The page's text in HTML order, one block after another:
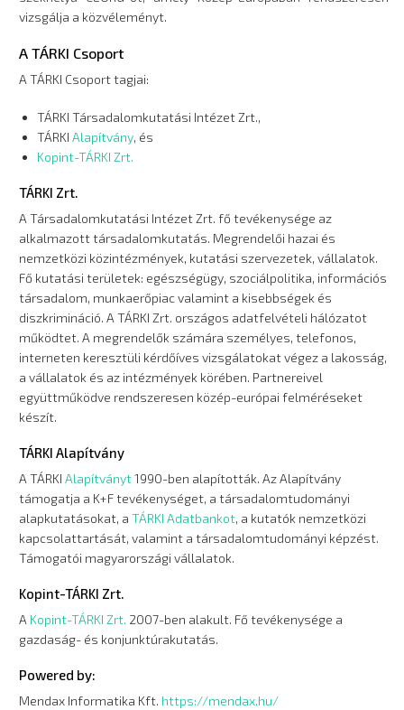
vizsgálja a közvéleményt.
A TÁRKI Csoport
A TÁRKI Csoport tagjai:
TÁRKI Társadalomkutatási Intézet Zrt.,
TÁRKIAlapítvány, és
Kopint-TÁRKI Zrt.
TÁRKI Zrt.
A Társadalomkutatási Intézet Zrt. fő tevékenysége az
alkalmazott társadalomkutatás. Megrendelői hazai és
nemzetközi közintézmények, kutatási szervezetek, vállalatok.
Fő kutatási területek: egészségügy, szociálpolitika, információs
társadalom, munkaerőpiac valamint a kisebbségek és
diszkrimináció. A TÁRKI Zrt. országos adatfelvételi hálózatot
működtet. A megrendelők számára személyes, telefonos,
interneten keresztüli kérdőíves vizsgálatokat végez a lakosság,
a vállalatok és az intézmények körében. Partnereivel
együttműködve rendszeresen közép-európai felméréseket
készít.
TÁRKI Alapítvány
A TÁRKIAlapítványt1990-ben alapították. Az Alapítvány
támogatja a K+F tevékenységet, a társadalomtudományi
alapkutatásokat, aTÁRKI Adatbankot, a kutatók nemzetközi
kapcsolattartását, valamint a társadalomtudományi képzést.
Támogatói magyarországi vállalatok.
Kopint-TÁRKI Zrt.
A Kopint-TÁRKI Zrt. 2007-ben alakult. Fő tevékenysége a
gazdaság- és konjunktúrakutatás.
Powered by:
Mendax Informatika Kft. https://mendax.hu/